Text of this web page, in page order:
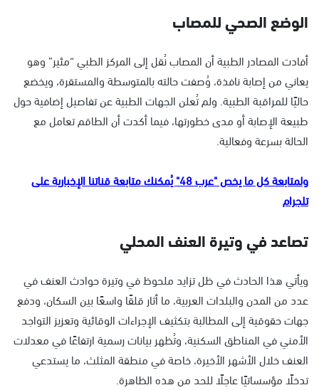
الوضع الصحي للمصاب
أفادت المصادر الطبية أن المصاب نُقل إلى المركز الطبي “مئير” وهو
يعاني من إصابة نافذة، وُصفت حالته بالمتوسطة والمستقرة، ويخضع
حاليًا للمراقبة الطبية. ولم تُعلن الجهات الطبية عن تفاصيل إضافية حول
طبيعة الإصابة أو مدى خطورتها، فيما أكدت أن الطاقم تعامل مع
الحالة بسرعة وفعالية.
ولمتابعة كل ما يخص "عرب 48" يُمكنك متابعة قناتنا الإخبارية على
تلجرام
تصاعد في وتيرة العنف المحلي
ويأتي هذا الحادث في ظل تزايد ملحوظ في وتيرة حوادث العنف في
عدد من المدن والبلدات العربية، ما أثار قلقًا واسعًا بين السكان، ودفع
جهات حقوقية إلى المطالبة بتكثيف الإجراءات الوقائية وتعزيز التواجد
الأمني في المناطق السكنية، وتُظهر بيانات رسمية ارتفاعًا في معدلات
العنف خلال الأشهر الأخيرة، خاصة في منطقة المثلث، ما يستدعي
تدخلًا مؤسساتيًا عاجلًا للحد من هذه الظاهرة.